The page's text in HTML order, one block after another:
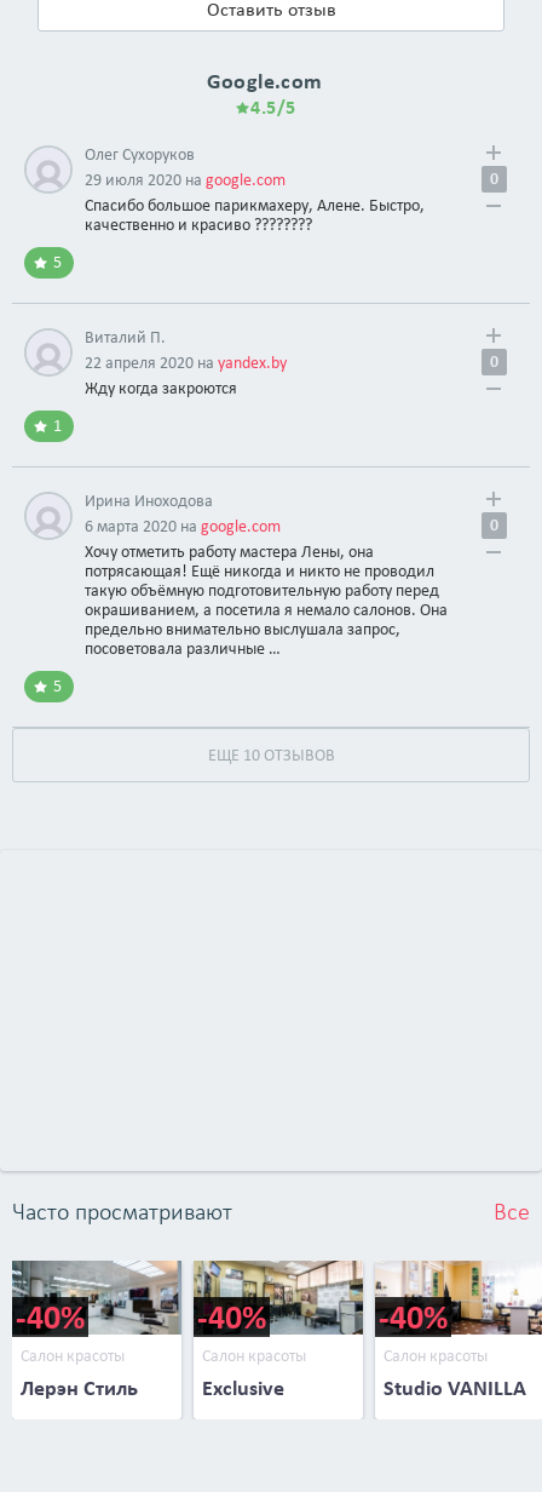
Оставить отзыв
Google.com
4.5/5
Олег Сухоруков
29 июля 2020 на google.com
Спасибо большое парикмахеру, Алене. Быстро,
качественно и красиво ????????
0
5
Виталий П.
22 апреля 2020 на yandex.by
Жду когда закроются
0
1
Ирина Иноходова
6 марта 2020 на google.com
Хочу отметить работу мастера Лены, она
потрясающая! Ещё никогда и никто не проводил
такую объёмную подготовительную работу перед
окрашиванием, а посетила я немало салонов. Она
предельно внимательно выслушала запрос,
посоветовала различные …
0
5
ЕЩЕ 10 ОТЗЫВОВ
Часто просматривают Все
-40%
Салон красоты
Лерэн Стиль
-40%
Салон красоты
Exclusive
-40%
Салон красоты
Studio VANILLA